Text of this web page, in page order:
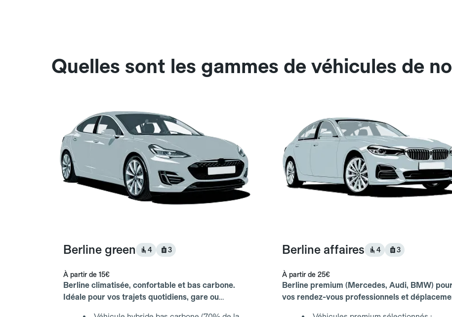
Quelles sont les gammes de véhicules de
Berline green 4 3
À partir de 15€
Berline climatisée, confortable et bas carbone.
Idéale pour vos trajets quotidiens, gare ou
Berline affaires 4 3
À partir de 25€
Berline premium (Mercedes, Audi, BMW)
vos rendez-vous professionnels et